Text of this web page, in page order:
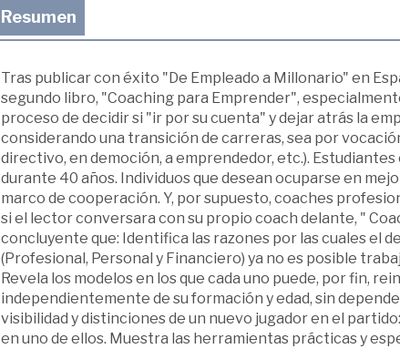
Resumen
Tras publicar con éxito "De Empleado a Millonario" en
segundo libro, "Coaching para Emprender",
proceso de decidir si "ir por su cuenta" y dejar atrás la
considerando una transición de carreras, sea por
directivo, en democión, a emprendedor, etc.).
durante 40 años. Individuos que desean ocuparse en
marco de cooperación. Y, por supuesto, coaches
si el lector conversara con su propio coach delante, "
concluyente que: Identifica las razones por las cuales el
(Profesional, Personal y Financiero) ya no es posible
Revela los modelos en los que cada uno puede, por fin,
independientemente de su formación y edad, sin
visibilidad y distinciones de un nuevo jugador en el
en uno de ellos. Muestra las herramientas prácticas y